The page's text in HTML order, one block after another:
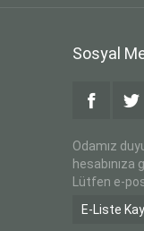
Sosyal
Odamız
Lütfen e-
E-Liste